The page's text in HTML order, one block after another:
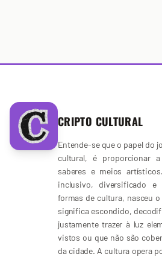
CRIPTO CULTURAL
Entende-se que o papel do
cultural, é proporcionar
saberes e meios
inclusivo, diversificado
formas de cultura, nasceu
significa escondido,
justamente trazer à luz
vistos ou que não são
da cidade. A cultura opera